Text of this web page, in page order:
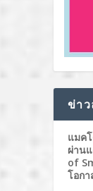
ข่า
แมค
ผ่าน
of
โอก